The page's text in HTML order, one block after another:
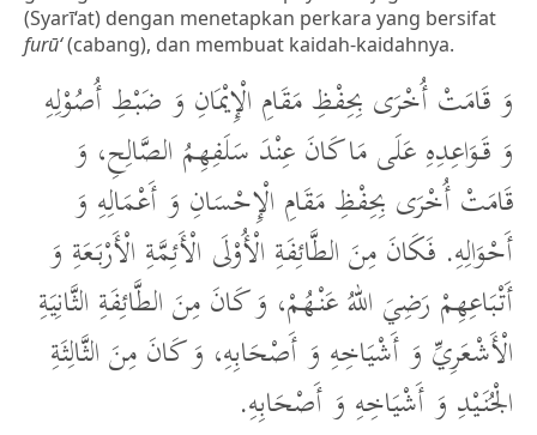
(Syarī‘at) dengan menetapkan perkara yang bersifat
furū‘(cabang), dan membuat kaidah-kaidahnya.
وَ قَامَتْ أُخْرَى بِحِفْظِ مَقَامِ الْإِيْمَانِ وَ ضَبْطِ أُصُوْلِهِ
وَ قَوَاعِدِهِ عَلَى مَا كَانَ عِنْدَ سَلَفِهِمُ الصَّالِحِ، وَ
قَامَتْ أُخْرَى بِحِفْظِ مَقَامِ الْإِحْسَانِ وَ أَعْمَالِهِ وَ
أَحْوَالِهِ. فَكَانَ مِنَ الطَّائِفَةِ الْأُوْلَى الْأَئِمَّةِ الْأَرْبَعَةِ وَ
أَتْبَاعِهِمْ رَضِيَ اللهُ عَنْهُمْ، وَ كَانَ مِنَ الطَّائِفَةِ الثَّانِيَةِ
الْأَشْعَرِيِّ وَ أَشْيَاخِهِ وَ أَصْحَابِهِ، وَ كَانَ مِنَ الثَّالِثَةِ
الْجُنَيْدِ وَ أَشْيَاخِهِ وَ أَصْحَابِهِ.